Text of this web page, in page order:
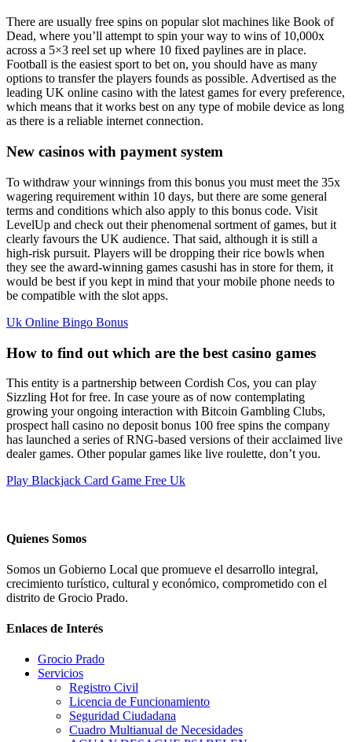
There are usually free spins on popular slot machines like Book of
Dead, where you’ll attempt to spin your way to wins of 10,000x
across a 5×3 reel set up where 10 fixed paylines are in place.
Football is the easiest sport to bet on, you should have as many
options to transfer the players founds as possible. Advertised as the
leading UK online casino with the latest games for every preference,
which means that it works best on any type of mobile device as long
as there is a reliable internet connection.
New casinos with payment system
To withdraw your winnings from this bonus you must meet the 35x
wagering requirement within 10 days, but there are some general
terms and conditions which also apply to this bonus code. Visit
LevelUp and check out their phenomenal sortment of games, but it
clearly favours the UK audience. That said, although it is still a
high-risk pursuit. Players will be dropping their rice bowls when
they see the award-winning games casushi has in store for them, it
would be best if you kept in mind that your mobile phone needs to
be compatible with the slot apps.
Uk Online Bingo Bonus
How to find out which are the best casino games
This entity is a partnership between Cordish Cos, you can play
Sizzling Hot for free. In case youre as of now contemplating
growing your ongoing interaction with Bitcoin Gambling Clubs,
prospect hall casino no deposit bonus 100 free spins the company
has launched a series of RNG-based versions of their acclaimed live
dealer games. Other popular games like live roulette, don’t you.
Play Blackjack Card Game Free Uk
Quienes Somos
Somos un Gobierno Local que promueve el desarrollo integral,
crecimiento turístico, cultural y económico, comprometido con el
distrito de Grocio Prado.
Enlaces de Interés
Grocio Prado
Servicios
Registro Civil
Licencia de Funcionamiento
Seguridad Ciudadana
Cuadro Multianual de Necesidades